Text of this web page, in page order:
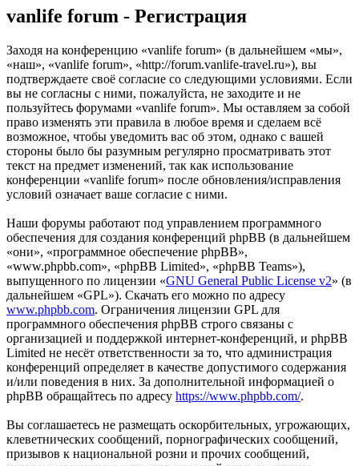
vanlife forum - Регистрация
Заходя на конференцию «vanlife forum» (в дальнейшем «мы»,
«наш», «vanlife forum», «http://forum.vanlife-travel.ru»), вы
подтверждаете своё согласие со следующими условиями. Если
вы не согласны с ними, пожалуйста, не заходите и не
пользуйтесь форумами «vanlife forum». Мы оставляем за собой
право изменять эти правила в любое время и сделаем всё
возможное, чтобы уведомить вас об этом, однако с вашей
стороны было бы разумным регулярно просматривать этот
текст на предмет изменений, так как использование
конференции «vanlife forum» после обновления/исправления
условий означает ваше согласие с ними.
Наши форумы работают под управлением программного
обеспечения для создания конференций phpBB (в дальнейшем
«они», «программное обеспечение phpBB»,
«www.phpbb.com», «phpBB Limited», «phpBB Teams»),
выпущенного по лицензии «GNU General Public License v2» (в
дальнейшем «GPL»). Скачать его можно по адресу
www.phpbb.com. Ограничения лицензии GPL для
программного обеспечения phpBB строго связаны с
организацией и поддержкой интернет-конференций, и phpBB
Limited не несёт ответственности за то, что администрация
конференций определяет в качестве допустимого содержания
и/или поведения в них. За дополнительной информацией о
phpBB обращайтесь по адресу https://www.phpbb.com/.
Вы соглашаетесь не размещать оскорбительных, угрожающих,
клеветнических сообщений, порнографических сообщений,
призывов к национальной розни и прочих сообщений,